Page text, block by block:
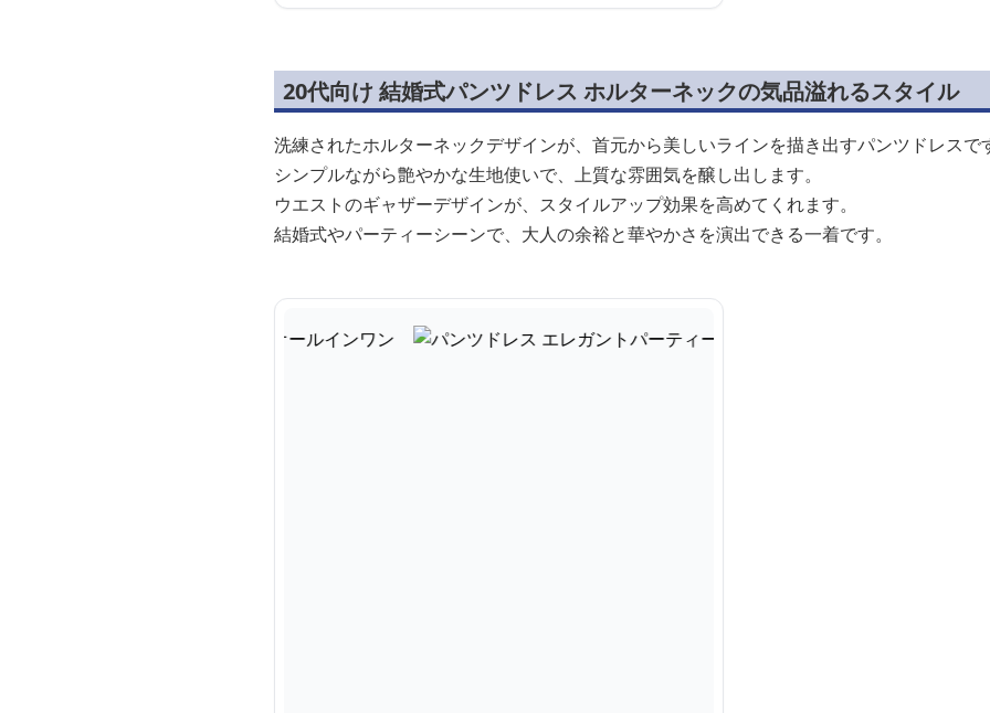
20代向け 結婚式パンツドレス ホルターネックの気品溢れるスタイル
洗練されたホルターネックデザインが、首元から美しいラインを描き出すパンツドレスで
シンプルながら艶やかな生地使いで、上質な雰囲気を醸し出します。
ウエストのギャザーデザインが、スタイルアップ効果を高めてくれます。
結婚式やパーティーシーンで、大人の余裕と華やかさを演出できる一着です。